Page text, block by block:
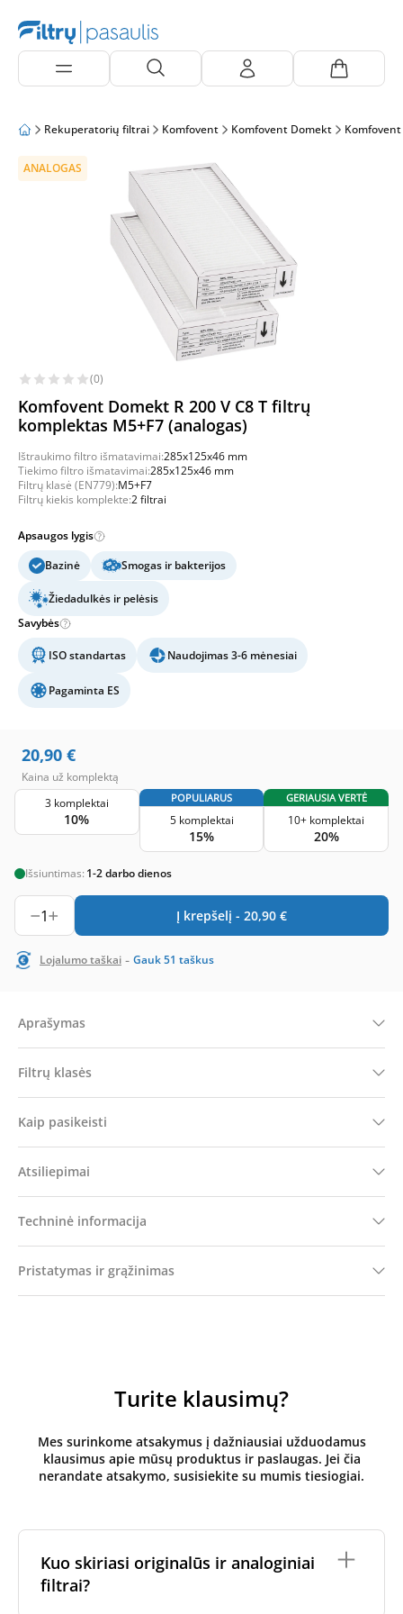
Rekuperatorių filtrai Komfovent Komfovent Domekt
ANALOGAS
(0)
Komfovent Domekt R 200 V C8 T filtrų
komplektas M5+F7 (analogas)
Ištraukimo filtro išmatavimai:285x125x46 mm
Tiekimo filtro išmatavimai:285x125x46 mm
Filtrų klasė (EN779):M5+F7
Filtrų kiekis komplekte:2 filtrai
Apsaugos lygis
Bazinė
Smogas ir bakterijos
Žiedadulkės ir pelėsis
Savybės
ISO standartas Naudojimas 3-6 mėnesiai
Pagaminta ES
20,90 €
Kaina už komplektą
3 komplektai
10%
POPULIARUS
5 komplektai
15%
GERIAUSIA VERTĖ
10+ komplektai
20%
Išsiuntimas: 1-2 darbo dienos
1 Į krepšelį - 20,90 €
Lojalumo taškai - Gauk51 taškus
Aprašymas
Filtrų klasės
Kaip pasikeisti
Atsiliepimai
Techninė informacija
Pristatymas ir grąžinimas
Turite klausimų?
Mes surinkome atsakymus į dažniausiai užduodamus
klausimus apie mūsų produktus ir paslaugas. Jei čia
nerandate atsakymo, susisiekite su mumis tiesiogiai.
Kuo skiriasi originalūs ir analoginiai
filtrai?